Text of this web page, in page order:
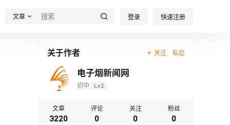
文章 登录 快速注册
关于作者 关注 私信
电子烟新闻网
初中 Lv2
文章
3220
评论
0
关注
0
粉丝
0